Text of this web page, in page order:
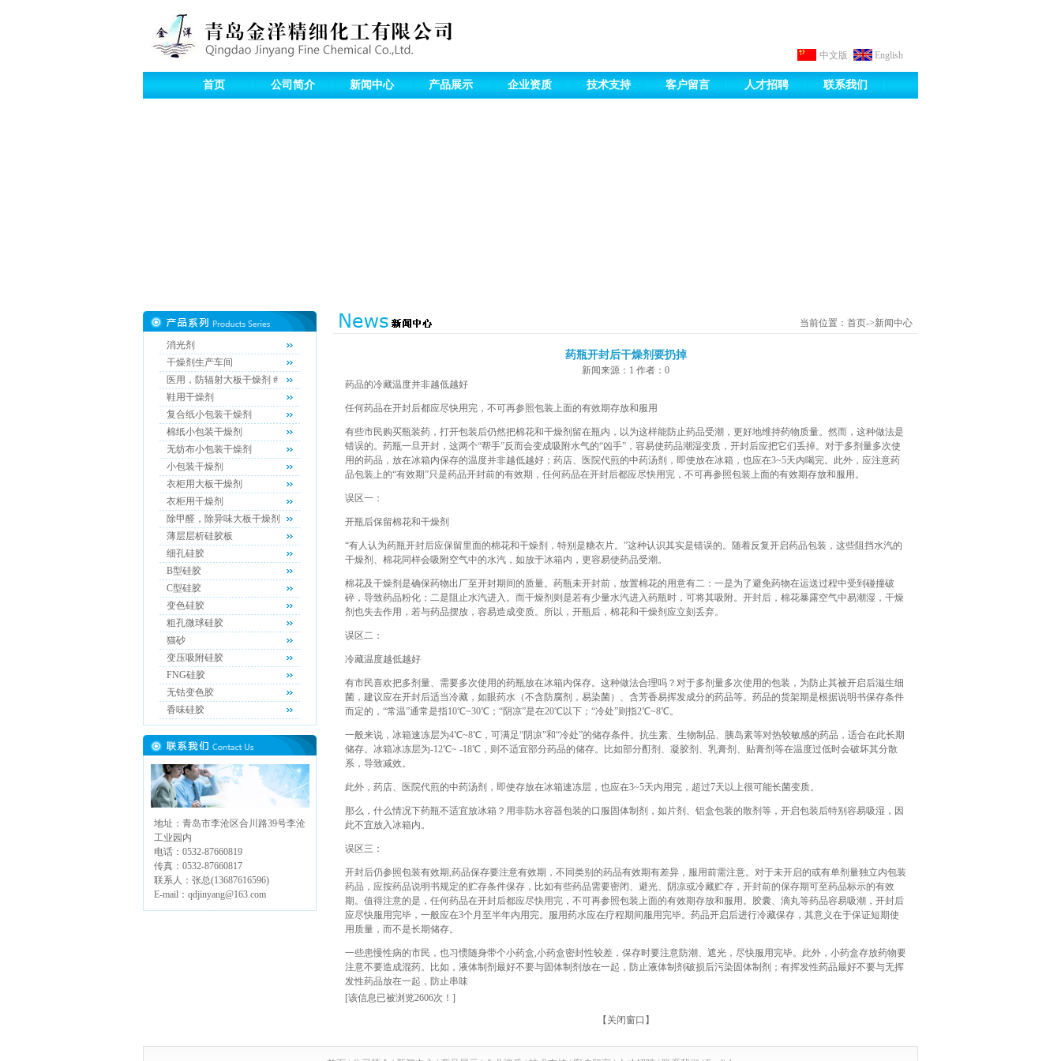
中文版 English
首页 公司简介 新闻中心 产品展示 企业资质 技术支持 客户留言 人才招聘 联系我们
消光剂
干燥剂生产车间
医用，防辐射大板干燥剂 #
鞋用干燥剂
复合纸小包装干燥剂
棉纸小包装干燥剂
无纺布小包装干燥剂
小包装干燥剂
衣柜用大板干燥剂
衣柜用干燥剂
除甲醛，除异味大板干燥剂
薄层层析硅胶板
细孔硅胶
B型硅胶
C型硅胶
变色硅胶
粗孔微球硅胶
猫砂
变压吸附硅胶
FNG硅胶
无钴变色胶
香味硅胶
地址：青岛市李沧区合川路39号李沧
工业园内
电话：0532-87660819
传真：0532-87660817
联系人：张总(13687616596)
E-mail：qdjinyang@163.com
当前位置：首页->新闻中心
药瓶开封后干燥剂要扔掉
新闻来源：1 作者：0
药品的冷藏温度并非越低越好
任何药品在开封后都应尽快用完，不可再参照包装上面的有效期存放和服用
有些市民购买瓶装药，打开包装后仍然把棉花和干燥剂留在瓶内，以为这样能防止药品受潮，更好地维持药物质量。然而，这种做法是
错误的。药瓶一旦开封，这两个“帮手”反而会变成吸附水气的“凶手”，容易使药品潮湿变质，开封后应把它们丢掉。对于多剂量多次使
用的药品，放在冰箱内保存的温度并非越低越好；药店、医院代煎的中药汤剂，即使放在冰箱，也应在3~5天内喝完。此外，应注意药
品包装上的“有效期”只是药品开封前的有效期，任何药品在开封后都应尽快用完，不可再参照包装上面的有效期存放和服用。
误区一：
开瓶后保留棉花和干燥剂
“有人认为药瓶开封后应保留里面的棉花和干燥剂，特别是糖衣片。”这种认识其实是错误的。随着反复开启药品包装，这些阻挡水汽的
干燥剂、棉花同样会吸附空气中的水汽，如放于冰箱内，更容易使药品受潮。
棉花及干燥剂是确保药物出厂至开封期间的质量。药瓶未开封前，放置棉花的用意有二：一是为了避免药物在运送过程中受到碰撞破
碎，导致药品粉化；二是阻止水汽进入。而干燥剂则是若有少量水汽进入药瓶时，可将其吸附。开封后，棉花暴露空气中易潮湿，干燥
剂也失去作用，若与药品摆放，容易造成变质。所以，开瓶后，棉花和干燥剂应立刻丢弃。
误区二：
冷藏温度越低越好
有市民喜欢把多剂量、需要多次使用的药瓶放在冰箱内保存。这种做法合理吗？对于多剂量多次使用的包装，为防止其被开启后滋生细
菌，建议应在开封后适当冷藏，如眼药水（不含防腐剂，易染菌）、含芳香易挥发成分的药品等。药品的货架期是根据说明书保存条件
而定的，“常温”通常是指10℃~30℃；“阴凉”是在20℃以下；“冷处”则指2℃~8℃。
一般来说，冰箱速冻层为4℃~8℃，可满足“阴凉”和“冷处”的储存条件。抗生素、生物制品、胰岛素等对热较敏感的药品，适合在此长期
储存。冰箱冰冻层为-12℃~ -18℃，则不适宜部分药品的储存。比如部分酊剂、凝胶剂、乳膏剂、贴膏剂等在温度过低时会破坏其分散
系，导致减效。
此外，药店、医院代煎的中药汤剂，即使存放在冰箱速冻层，也应在3~5天内用完，超过7天以上很可能长菌变质。
那么，什么情况下药瓶不适宜放冰箱？用非防水容器包装的口服固体制剂，如片剂、铝盒包装的散剂等，开启包装后特别容易吸湿，因
此不宜放入冰箱内。
误区三：
开封后仍参照包装有效期,药品保存要注意有效期，不同类别的药品有效期有差异，服用前需注意。对于未开启的或有单剂量独立内包装
药品，应按药品说明书规定的贮存条件保存，比如有些药品需要密闭、避光、阴凉或冷藏贮存，开封前的保存期可至药品标示的有效
期。值得注意的是，任何药品在开封后都应尽快用完，不可再参照包装上面的有效期存放和服用。胶囊、滴丸等药品容易吸潮，开封后
应尽快服用完毕，一般应在3个月至半年内用完。服用药水应在疗程期间服用完毕。药品开启后进行冷藏保存，其意义在于保证短期使
用质量，而不是长期储存。
一些患慢性病的市民，也习惯随身带个小药盒,小药盒密封性较差，保存时要注意防潮、遮光，尽快服用完毕。此外，小药盒存放药物要
注意不要造成混药。比如，液体制剂最好不要与固体制剂放在一起，防止液体制剂破损后污染固体制剂；有挥发性药品最好不要与无挥
发性药品放在一起，防止串味
[该信息已被浏览2606次！]
【 关闭窗口 】